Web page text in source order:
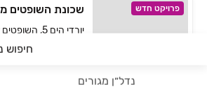
חיפוש
נדל״ן מגורים
פרויקט חדש שכונת השופטים
יורדי הים 5, השופטים צפון, רמלה